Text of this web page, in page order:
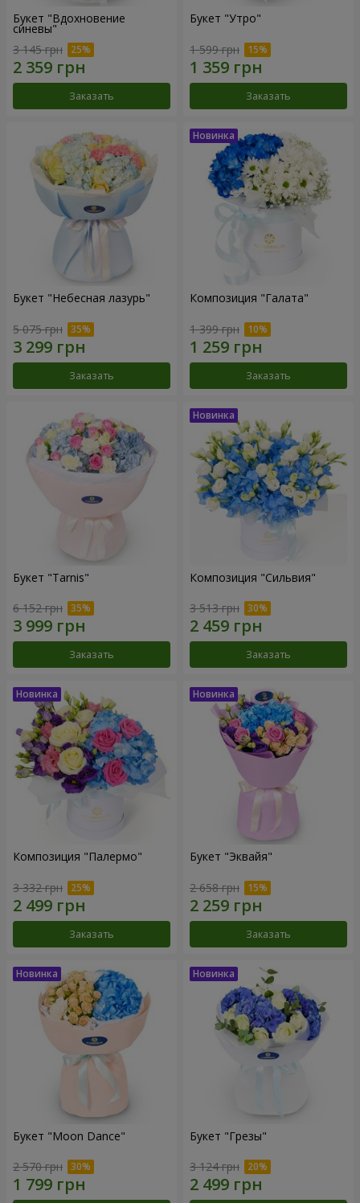
Букет "Вдохновение
синевы"
3 145 грн
Заказать
Букет "Утро"
1 599 грн
Заказать
Букет "Небесная лазурь"
5 075 грн
Заказать
Композиция "Галата"
1 399 грн
Заказать
Букет "Tarnis"
6 152 грн
Заказать
Композиция "Сильвия"
3 513 грн
Заказать
Композиция "Палермо"
3 332 грн
Заказать
Букет "Эквайя"
2 658 грн
Заказать
Букет "Moon Dance"
2 570 грн
Букет "Грезы"
3 124 грн